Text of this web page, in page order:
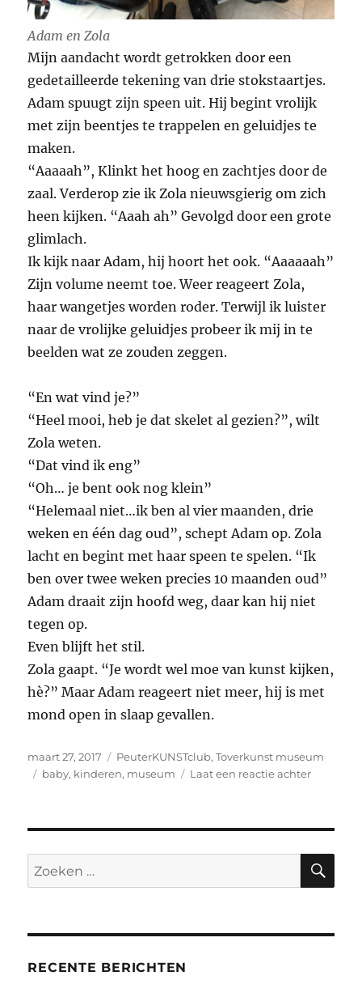
Adam en Zola
Mijn aandacht wordt getrokken door een
gedetailleerde tekening van drie stokstaartjes.
Adam spuugt zijn speen uit. Hij begint vrolijk
met zijn beentjes te trappelen en geluidjes te
maken.
“Aaaaah”, Klinkt het hoog en zachtjes door de
zaal. Verderop zie ik Zola nieuwsgierig om zich
heen kijken. “Aaah ah” Gevolgd door een grote
glimlach.
Ik kijk naar Adam, hij hoort het ook. “Aaaaaah”
Zijn volume neemt toe. Weer reageert Zola,
haar wangetjes worden roder. Terwijl ik luister
naar de vrolijke geluidjes probeer ik mij in te
beelden wat ze zouden zeggen.
“En wat vind je?”
“Heel mooi, heb je dat skelet al gezien?”, wilt
Zola weten.
“Dat vind ik eng”
“Oh… je bent ook nog klein”
“Helemaal niet…ik ben al vier maanden, drie
weken en één dag oud”, schept Adam op. Zola
lacht en begint met haar speen te spelen. “Ik
ben over twee weken precies 10 maanden oud”
Adam draait zijn hoofd weg, daar kan hij niet
tegen op.
Even blijft het stil.
Zola gaapt. “Je wordt wel moe van kunst kijken,
hè?” Maar Adam reageert niet meer, hij is met
mond open in slaap gevallen.
Geplaatst
op
maart 27, 2017 Categorieën
PeuterKUNSTclub,Toverkunst museum
Tags
baby, kinderen, museum Laat een reactie achterop
van
kunst
kijken
Zoeken
naar:
RECENTE BERICHTEN